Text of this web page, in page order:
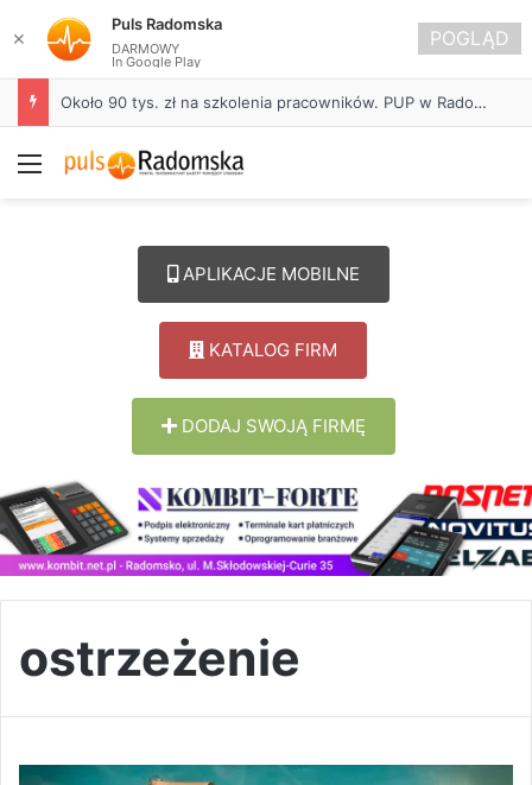
Około 90 tys. zł na szkolenia pracowników. PUP w Radomsku ogłasza nabór wniosków
Menu
APLIKACJE MOBILNE
KATALOG FIRM
DODAJ SWOJĄ FIRMĘ
ostrzeżenie
✕
Puls Radomska
DARMOWY
In Google Play
POGLĄD